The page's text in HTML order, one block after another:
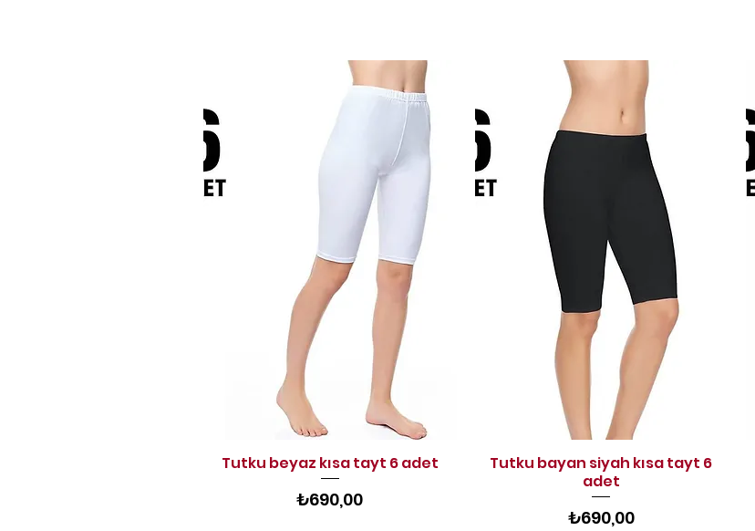
Hızlı Bakış
Tutku beyaz kısa tayt 6 adet
Fiyat
₺690,00
Hızlı Bakış
Tutku bayan siyah kısa tayt 6
adet
Fiyat
₺690,00